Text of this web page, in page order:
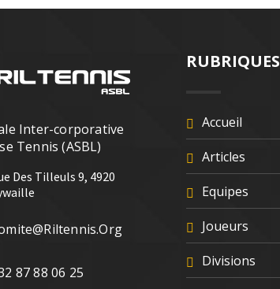
Inter-corporative
Tennis (ASBL)
Des Tilleuls 9, 4920
87 88 06 25
RUBRIQUES
Accueil
Articles
Equipes
Joueurs
Divisions